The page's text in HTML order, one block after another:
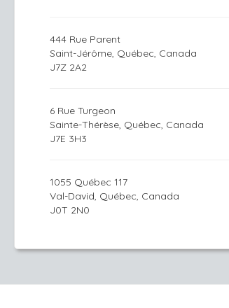
444 Rue Parent
Saint-Jérôme, Québec, Canada
J7Z 2A2
6 Rue Turgeon
Sainte-Thérèse, Québec, Canada
J7E 3H3
1055 Québec 117
Val-David, Québec, Canada
J0T 2N0